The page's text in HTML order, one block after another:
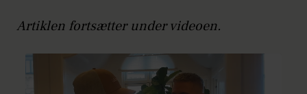
Artiklen fortsætter under videoen.